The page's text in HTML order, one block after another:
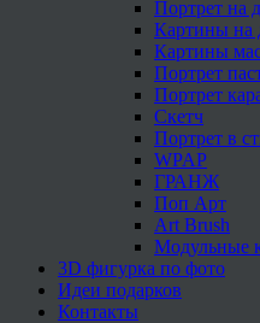
Портрет на
Картины на
Картины
Портрет
Портрет
Скетч
Портрет в
WPAP
ГРАНЖ
Поп Арт
Art Brush
Модульные
3D фигурка по фото
Идеи подарков
Контакты